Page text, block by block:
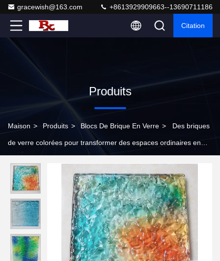
gracewish@163.com +8613929909663--13690711186
Citation
Produits
Maison > Produits > Blocs De Brique En Verre > Des briques
de verre colorées pour transformer des espaces ordinaires en